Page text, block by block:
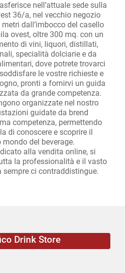
nell’attuale sede sulla
36/a, nel vecchio negozio
dall’imbocco del casello
ovest, oltre 300 mq. con un
di vini, liquori, distillati,
specialità dolciarie e da
dove potrete trovarci
le vostre richieste e
pronti a fornirvi un guida
da grande competenza.
organizzate nel nostro
guidate da brend
competenza, permettendo
di conoscere e scoprire il
del beverage.
alla vendita online, si
la professionalità e il vasto
sempre ci contraddistingue.
Drink Store